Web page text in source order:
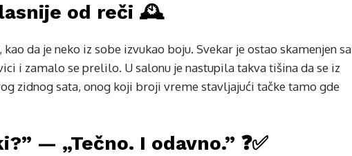
od reči 🕰️
da je neko iz sobe izvukao boju. Svekar je ostao skamenjen sa
i zamalo se prelilo. U salonu je nastupila takva tišina da se iz
zidnog sata, onog koji broji vreme stavljajući tačke tamo gde
— „Tečno. I odavno.” ❓✅